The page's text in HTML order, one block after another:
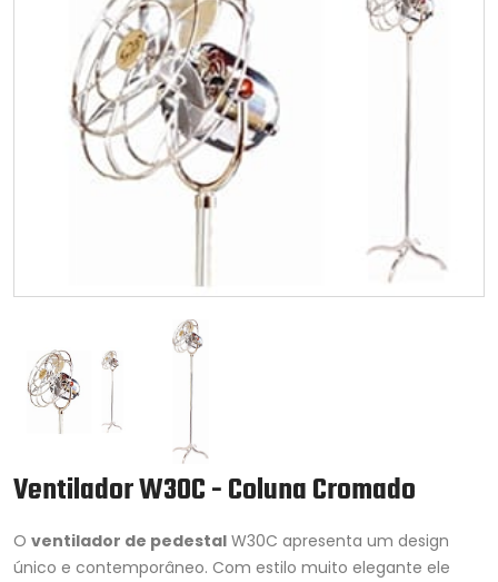
Ventilador W30C - Coluna Cromado
O ventilador de pedestal W30C apresenta um design
único e contemporâneo. Com estilo muito elegante ele